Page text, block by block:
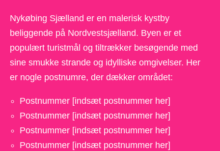
Nykøbing Sjælland er en malerisk kystby
beliggende på Nordvestsjælland. Byen er et
populært turistmål og tiltrækker besøgende med
sine smukke strande og idylliske omgivelser. Her
er nogle postnumre, der dækker området:
Postnummer [indsæt postnummer her]
Postnummer [indsæt postnummer her]
Postnummer [indsæt postnummer her]
Postnummer [indsæt postnummer her]